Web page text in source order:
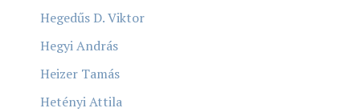
Hegedűs D. Viktor
Hegyi András
Heizer Tamás
Hetényi Attila